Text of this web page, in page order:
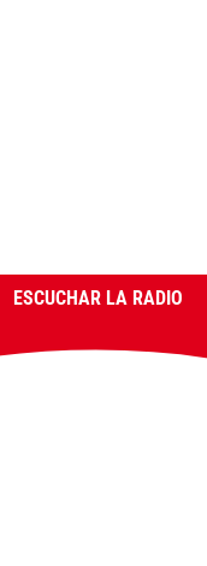
ESCUCHAR LA RADIO